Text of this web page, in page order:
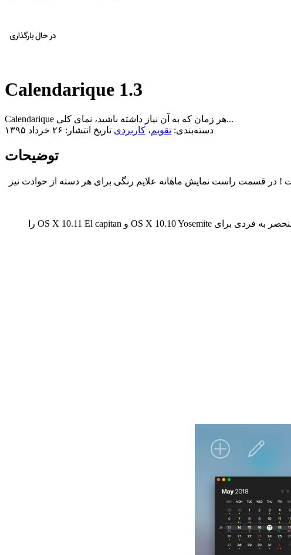
Calendarique 1.3
Calendarique هر زمان که به آن نیاز داشته باشید، نمای کلی...
دسته‌بندی: تقویم، کاربردی تاریخ انتشار: ۲۶ خرداد ۱۳۹۵
توضیحات
! در قسمت راست نمایش ماهانه علایم رنگی برای هر دسته از حوادث نیز
نیازی به انتخاب یک تاریخ خاص، برای مشاهده رویدادهای شغلی یا خانوادگی که برنامه ریزی شده اند، نیست ! قابلیت طراحی زیبا و منحصر به فردی برای OS X 10.10 Yosemite و OS X 10.11 El capitan را